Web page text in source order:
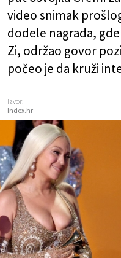
video snimak
dodele nagrada,
Zi, održao govor
počeo je da kruži
Izvor:
Index.hr